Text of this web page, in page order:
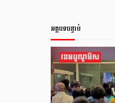
អត្ថបទបន្ទាប់